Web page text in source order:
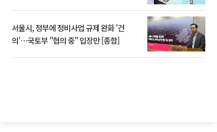
서울시, 정부에 정비사업 규제 완화 '건
의'⋯국토부 "협의 중" 입장만 [종합]